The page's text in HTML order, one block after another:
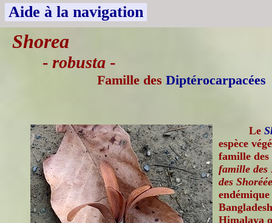
Aide à la navigation
Shorea
- robusta -
Famille des Diptérocarpacées
Le
espèce
famille des
famille des
des
Himalaya